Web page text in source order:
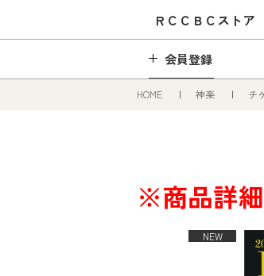
ＲＣＣＢＣストア
会員登録
HOME 神楽 チ
※商品詳